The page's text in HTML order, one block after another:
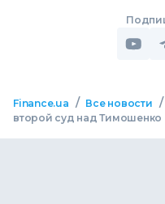
Finance.ua / Все новости /
второй суд над Тимошенко